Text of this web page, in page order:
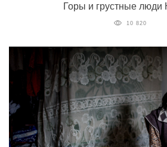
Горы и грустные люди
10 820